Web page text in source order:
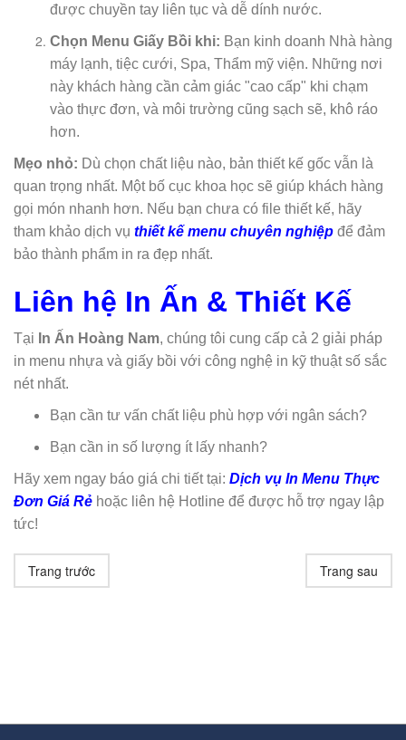
được chuyền tay liên tục và dễ dính nước.
Chọn Menu Giấy Bồi khi: Bạn kinh doanh Nhà hàng
máy lạnh, tiệc cưới, Spa, Thẩm mỹ viện. Những nơi
này khách hàng cần cảm giác "cao cấp" khi chạm
vào thực đơn, và môi trường cũng sạch sẽ, khô ráo
hơn.
Mẹo nhỏ: Dù chọn chất liệu nào, bản thiết kế gốc vẫn là
quan trọng nhất. Một bố cục khoa học sẽ giúp khách hàng
gọi món nhanh hơn. Nếu bạn chưa có file thiết kế, hãy
tham khảo dịch vụ thiết kế menu chuyên nghiệp để đảm
bảo thành phẩm in ra đẹp nhất.
Liên hệ In Ấn & Thiết Kế
Tại In Ấn Hoàng Nam, chúng tôi cung cấp cả 2 giải pháp
in menu nhựa và giấy bồi với công nghệ in kỹ thuật số sắc
nét nhất.
Bạn cần tư vấn chất liệu phù hợp với ngân sách?
Bạn cần in số lượng ít lấy nhanh?
Hãy xem ngay báo giá chi tiết tại: Dịch vụ In Menu Thực
Đơn Giá Rẻ hoặc liên hệ Hotline để được hỗ trợ ngay lập
tức!
Trang trước Trang sau